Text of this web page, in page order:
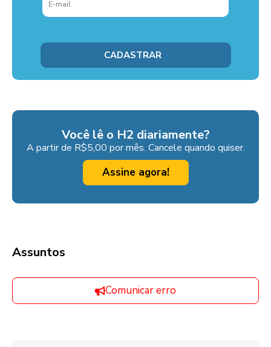
Você lê o H2 diariamente?
A partir de R$5,00 por mês. Cancele quando quiser.
Assine agora!
Assuntos
Comunicar erro